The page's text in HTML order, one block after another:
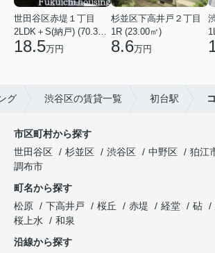
世田谷区赤堤１丁目
18.5万円
杉並区下高井戸２丁目
1R (23.00㎡)
8.6万円
グ 渋谷区の賃貸一覧 初台駅
市区町村から探す
世田谷区
杉並区 渋谷区 中野区 狛江
調布市
町名から探す
松原
下高井戸 桜丘 赤堤 経堂 砧
桜上水
和泉
沿線から探す